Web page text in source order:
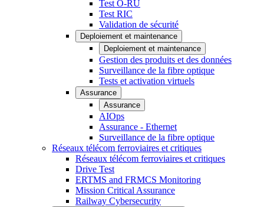
Test O-RU
Test RIC
Validation de sécurité
Deploiement et maintenance
Deploiement et maintenance
Gestion des produits et des données
Surveillance de la fibre optique
Tests et activation virtuels
Assurance
Assurance
AIOps
Assurance - Ethernet
Surveillance de la fibre optique
Réseaux télécom ferroviaires et critiques
Réseaux télécom ferroviaires et critiques
Drive Test
ERTMS and FRMCS Monitoring
Mission Critical Assurance
Railway Cybersecurity